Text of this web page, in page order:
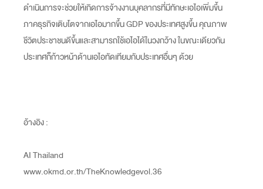
ดำเนินการจะช่วยให้เกิดการจ้างงานบุคลากรที่มีทักษะเอไอเพิ่มขึ้น
ภาคธุรกิจเติบโตจากเอไอมากขึ้น GDP ของประเทศสูงขึ้น คุณภาพ
ชีวิตประชาชนดีขึ้นและสามารถใช้เอไอได้ในวงกว้าง ในขณะเดียวกัน
ประเทศก็ก้าวหน้าด้านเอไอทัดเทียมกับประเทศอื่นๆ ด้วย
อ้างอิง :
AI Thailand
www.okmd.or.th/TheKnowledgevol.36